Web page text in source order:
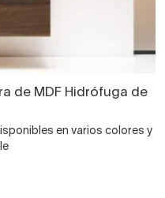
de MDF Hidrófuga de
en varios colores y